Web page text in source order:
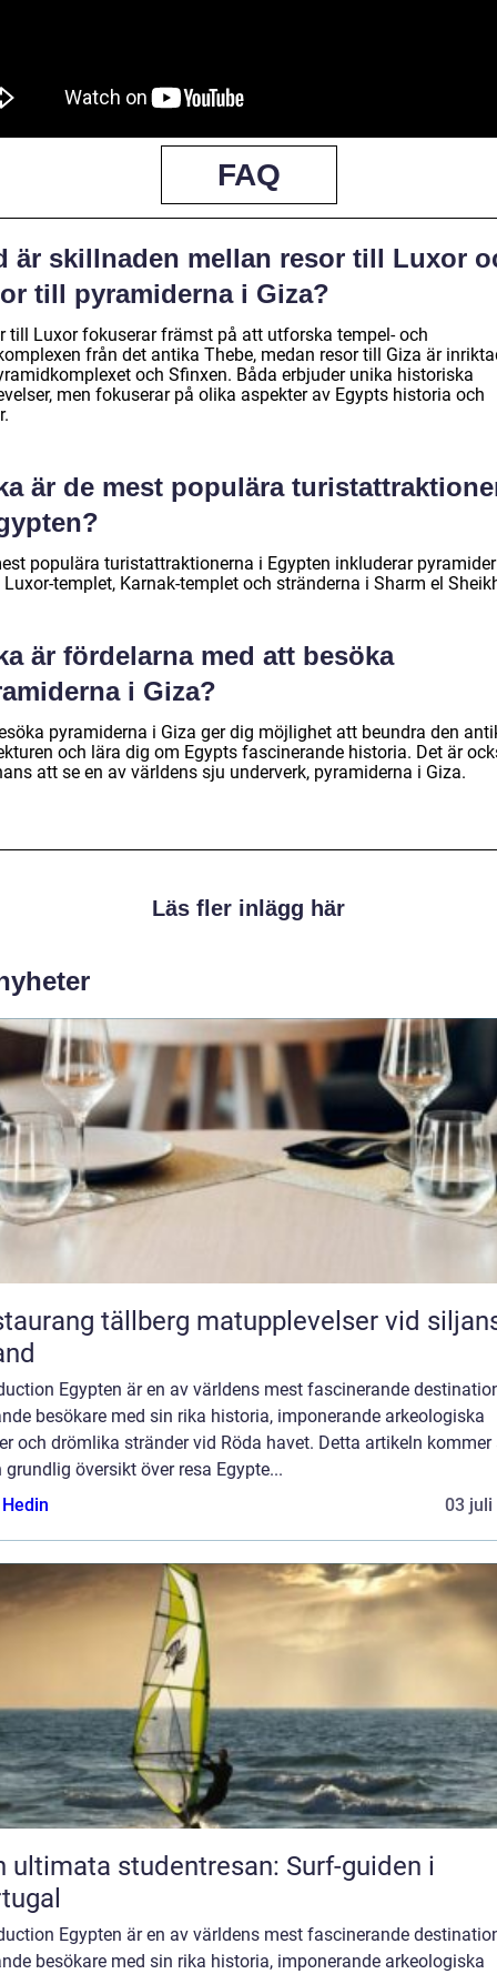
FAQ
är skillnaden mellan resor till Luxor
till pyramiderna i Giza?
till Luxor fokuserar främst på att utforska tempel- och
från det antika Thebe, medan resor till Giza är
och Sfinxen. Båda erbjuder unika historiska
men fokuserar på olika aspekter av Egypts historia och
är de mest populära
populära turistattraktionerna i Egypten inkluderar
Luxor-templet, Karnak-templet och stränderna i Sharm el
är fördelarna med att besöka
i Giza?
pyramiderna i Giza ger dig möjlighet att beundra den
och lära dig om Egypts fascinerande historia. Det är
att se en av världens sju underverk, pyramiderna i Giza.
Läs fler inlägg här
tällberg matupplevelser vid siljans
Egypten är en av världens mest fascinerande
besökare med sin rika historia, imponerande arkeologiska
och drömlika stränder vid Röda havet. Detta artikeln kommer
grundlig översikt över resa Egypte...
03 juli
ultimata studentresan: Surf-guiden i
Egypten är en av världens mest fascinerande
besökare med sin rika historia, imponerande arkeologiska